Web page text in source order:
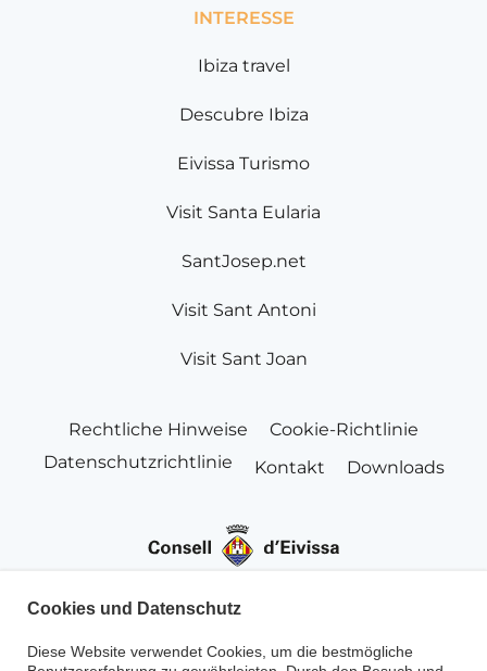
INTERESSE
Ibiza travel
Descubre Ibiza
Eivissa Turismo
Visit Santa Eularia
SantJosep.net
Visit Sant Antoni
Visit Sant Joan
Rechtliche Hinweise
Cookie-Richtlinie
Datenschutzrichtlinie
Kontakt Downloads
Cookies und Datenschutz
Diese Website verwendet Cookies, um die bestmögliche